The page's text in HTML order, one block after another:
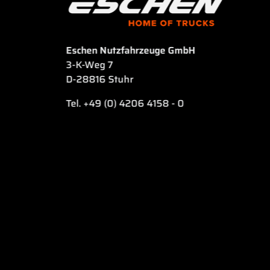
Eschen Nutzfahrzeuge GmbH
3-K-Weg 7
D-28816 Stuhr
Tel. +49 (0) 4206 4158 - 0